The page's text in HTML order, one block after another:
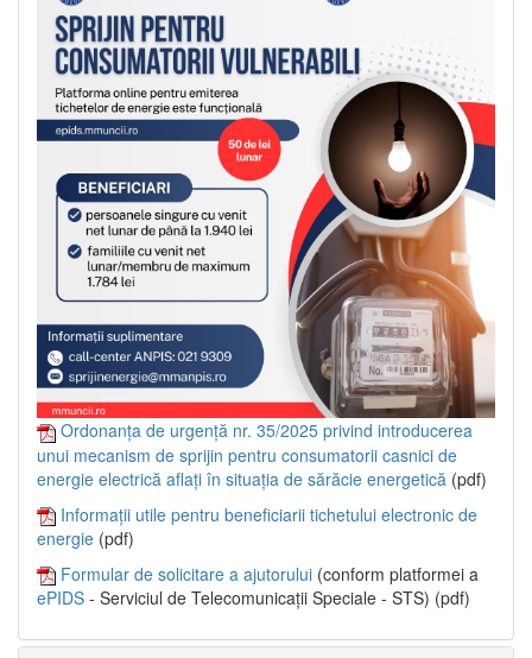
Ordonanța de urgență nr. 35/2025 privind introducerea
unui mecanism de sprijin pentru consumatorii casnici de
energie electrică aflați în situația de sărăcie energetică (pdf)
Informații utile pentru beneficiarii tichetului electronic de
energie (pdf)
Formular de solicitare a ajutorului (conform platformei a
ePIDS - Serviciul de Telecomunicații Speciale - STS) (pdf)